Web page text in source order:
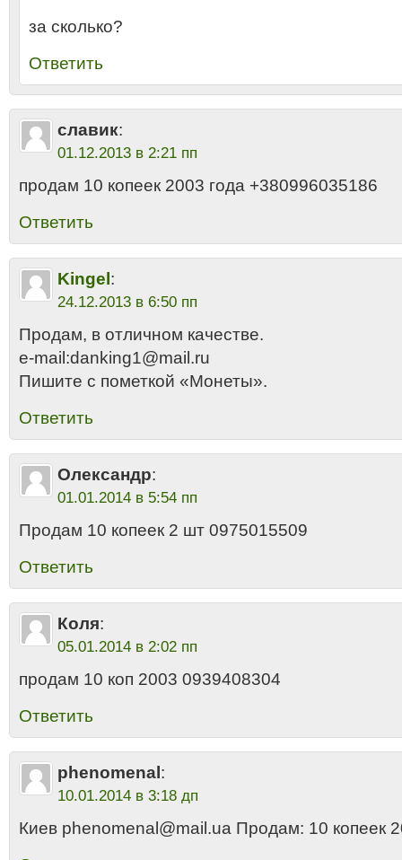
за сколько?
Ответить
славик:
01.12.2013 в 2:21 пп
продам 10 копеек 2003 года +380996035186
Ответить
Kingel :
24.12.2013 в 6:50 пп
Продам, в отличном качестве.
e-mail:danking1@mail.ru
Пишите с пометкой «Монеты».
Ответить
Олександр:
01.01.2014 в 5:54 пп
Продам 10 копеек 2 шт 0975015509
Ответить
Коля:
05.01.2014 в 2:02 пп
продам 10 коп 2003 0939408304
Ответить
phenomenal :
10.01.2014 в 3:18 дп
Киев phenomenal@mail.ua Продам: 10 копеек